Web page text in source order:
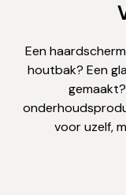
Een
houtbak? Een
voor uzelf,